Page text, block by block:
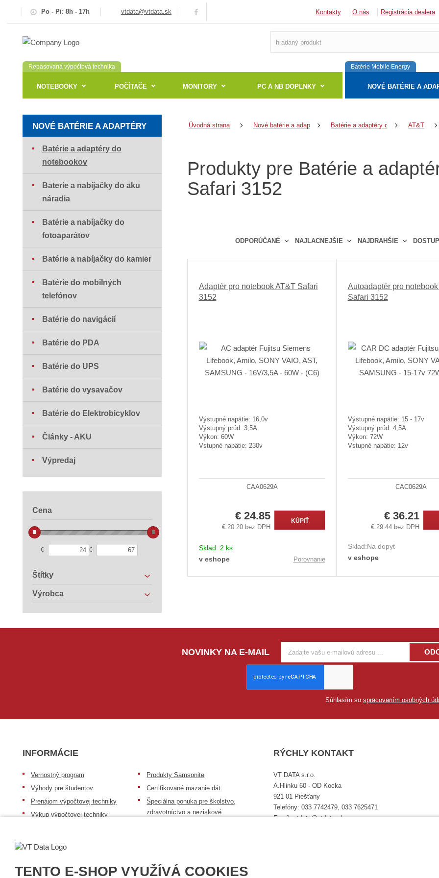
TENTO E-SHOP VYUŽÍVÁ COOKIES
Po - Pi: 8h - 17h vtdata@vtdata.sk Kontakty O nás Registrácia dealera
Repasovaná výpočtová technika
NOTEBOOKY POČÍTAČE MONITORY PC A NB DOPLNKY
Batérie Mobile Energy
NOVÉ BATÉRIE A
Úvodná strana Nové batérie a adaptéry Batérie a adaptéry do notebookov
AT&T
Produkty pre Batérie a
Safari 3152
ODPORÚČANÉ NAJLACNEJŠIE NAJDRAHŠIE
e
d
u
k
Adaptér pro notebook AT&T Safari
3152
Výstupné napätie: 16,0v
Výstupný prúd: 3,5A
Výkon: 60W
Vstupné napätie: 230v
CAA0629A
€ 24.85
€ 20.20 bez DPH
KÚPIŤ
Sklad: 2 ks
v eshope
Porovnanie
Autoadaptér pro
Safari 3152
Výstupné napätie: 15 - 17v
Výstupný prúd: 4,5A
Výkon: 72W
Vstupné napätie: 12v
CAC0629A
€ 36.21
€ 29.44 bez DPH
Sklad:Na dopyt
v eshope
NOVÉ BATÉRIE A ADAPTÉRY
Batérie a adaptéry do
notebookov
Baterie a nabíjačky do aku
náradia
Batérie a nabíjačky do
fotoaparátov
Batérie a nabíjačky do kamier
Batérie do mobilných
telefónov
Batérie do navigácií
Batérie do PDA
Batérie do UPS
Batérie do vysavačov
Batérie do Elektrobicyklov
Články - AKU
Výpredaj
Cena
€ €
Štítky
Výrobca
NOVINKY NA E-MAIL
Súhlasím so spracovaním osobných
INFORMÁCIE
Vernostný program
Výhody pre študentov
Prenájom výpočtovej techniky
Výkup výpočtovej techniky
Produkty Samsonite
Certifikované mazanie dát
Špeciálna ponuka pre školstvo,
zdravotníctvo a neziskové
Všeobecné informácie
RÝCHLY KONTAKT
VT DATA s.r.o.
A.Hlinku 60 - OD Kocka
921 01 Piešťany
Telefóny: 033 7742479, 033 7625471
Email: vtdata@vtdata.sk